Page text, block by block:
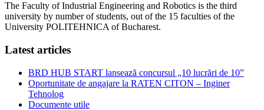
The Faculty of Industrial Engineering and Robotics is the third
university by number of students, out of the 15 faculties of the
University POLITEHNICA of Bucharest.
Latest articles
BRD HUB START lansează concursul „10 lucrări de 10”
Oportunitate de angajare la RATEN CITON – Inginer
Tehnolog
Documente utile